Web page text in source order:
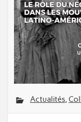
Actualités,